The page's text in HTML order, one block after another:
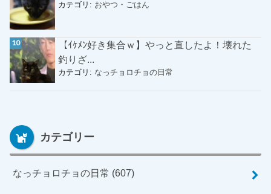
カテゴリ: おやつ・ごはん
【ｲｹﾒﾝ好き集合ｗ】やっと直したよ！壊れた
釣りざ...
カテゴリ: なっチョロチョの日常
カテゴリー
なっチョロチョの日常 (607)